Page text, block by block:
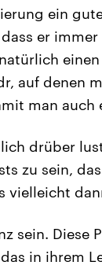
ein
er
auf denen
man auch
drüber
zu sein,
vielleicht
sein.
in ihrem